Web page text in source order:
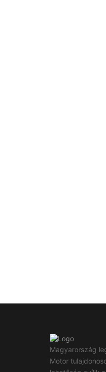
Magyarország
Motor